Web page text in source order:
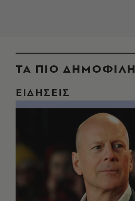
ΤΑ ΠΙΟ ΔΗΜΟΦΙΛΗ
ΕΙΔΗΣΕΙΣ